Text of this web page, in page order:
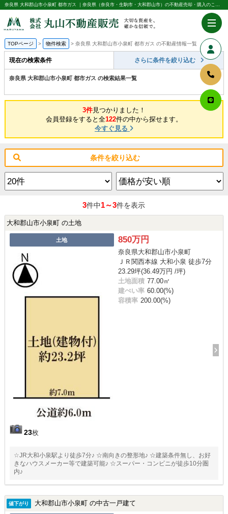
奈良県 大和郡山市小泉町 都市ガス ｜奈良県（奈良市・生駒市・大和郡山市）の不動産売却・購入のことなら株式会社丸山不動産販売
TOPページ 物件検索 奈良県 大和郡山市小泉町 都市ガス の不動産情報一覧
現在の検索条件 さらに条件を絞り込む
奈良県 大和郡山市小泉町 都市ガス の検索結果一覧
3件見つかりました！
会員登録をすると全122件の中から探せます。
今すぐ見る
条件を絞り込む
3件中1～3件を表示
大和郡山市小泉町 の土地
土地
23枚
850万円
奈良県大和郡山市小泉町
ＪＲ関西本線 大和小泉 徒歩7分
23.29坪(36.49万円 /坪)
土地面積 77.00㎡
建ぺい率 60.00(%)
容積率 200.00(%)
☆JR大和小泉駅より徒歩7分♪ ☆南向きの整形地♪ ☆建築条件無し、お好
きなハウスメーカー等で建築可能♪ ☆スーパー・コンビニが徒歩10分圏
内♪
値下がり 大和郡山市小泉町 の中古一戸建て